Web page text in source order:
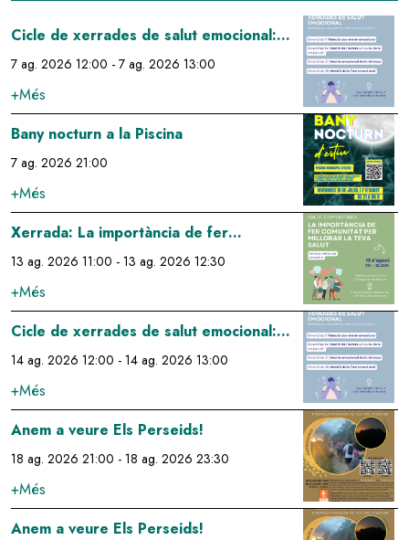
Cicle de xerrades de salut emocional:
relació cos-ment-emocions
7 ag. 2026 12:00 - 7 ag. 2026 13:00
+Més
Image
Bany nocturn a la Piscina
7 ag. 2026 21:00
+Més
Image
Xerrada: La importància de fer
comunitat per millorar la teva salut
13 ag. 2026 11:00 - 13 ag. 2026 12:30
+Més
Image
Cicle de xerrades de salut emocional:
gestió de l'estrés a través de la
respiració
14 ag. 2026 12:00 - 14 ag. 2026 13:00
+Més
Image
Anem a veure Els Perseids!
18 ag. 2026 21:00 - 18 ag. 2026 23:30
+Més
Image
Anem a veure Els Perseids! Image